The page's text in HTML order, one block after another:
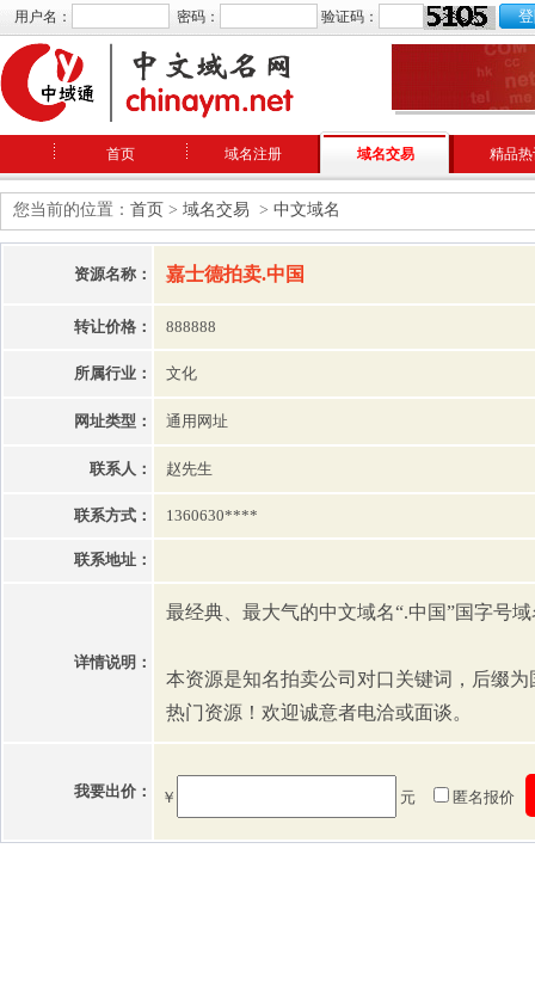
用户名： 密码： 验证码：
首页 域名注册 域名交易 精品
您当前的位置： 首页 > 域名交易 > 中文域名
资源名称： 嘉士德拍卖.中国
转让价格： 888888
所属行业： 文化
网址类型： 通用网址
联系人： 赵先生
联系方式： 1360630****
联系地址：
详情说明：
最经典、最大气的中文域名“.中国”国字号
本资源是知名拍卖公司对口关键词，后缀
热门资源！欢迎诚意者电洽或面谈。
我要出价： ￥ 元 匿名报价